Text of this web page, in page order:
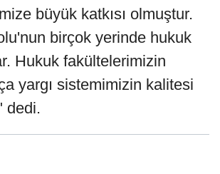
büyük katkısı olmuştur.
birçok yerinde hukuk
Hukuk fakültelerimizin
yargı sistemimizin kalitesi
dedi.